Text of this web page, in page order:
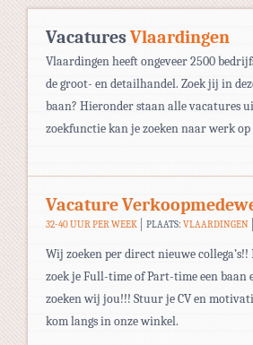
VacaturesVlaardingen
Vlaardingen heeft ongeveer 2500
de groot- en detailhandel. Zoek jij in
baan? Hieronder staan alle vacatures
zoekfunctie kan je zoeken naar werk
Vacature
32-40 UUR PER WEEK PLAATS: VLAARDINGEN
Wij zoeken per direct nieuwe
zoek je Full-time of Part-time een baan
zoeken wij jou!!! Stuur je CV en
kom langs in onze winkel.